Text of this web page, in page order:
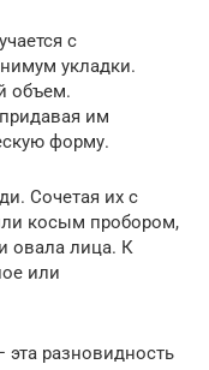
с
укладки.
объем.
им
форму.
Сочетая их с
косым пробором,
овала лица. К
или
разновидность